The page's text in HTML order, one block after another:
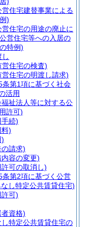
営住宅建替事業による
)
営住宅の用途の廃止に
営住宅等への入居の
特例)
し
営住宅の検査)
営住宅の明渡し請求)
条第1項に基づく社会
活用
祉法人等に対する公
許可)
続)
)
)
請求)
容の変更)
可の取消し)
条第2項に基づく公営
し特定公共賃貸住宅)
可)
資格)
特定公共賃貸住宅の